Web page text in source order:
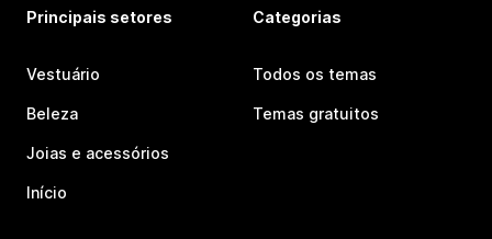
Principais setores
Vestuário
Beleza
Joias e acessórios
Início
Categorias
Todos os temas
Temas gratuitos